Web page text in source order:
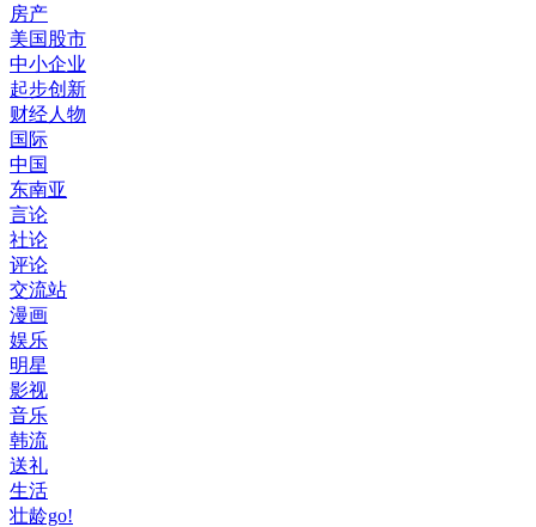
房产
美国股市
中小企业
起步创新
财经人物
国际
中国
东南亚
言论
社论
评论
交流站
漫画
娱乐
明星
影视
音乐
韩流
送礼
生活
壮龄go!